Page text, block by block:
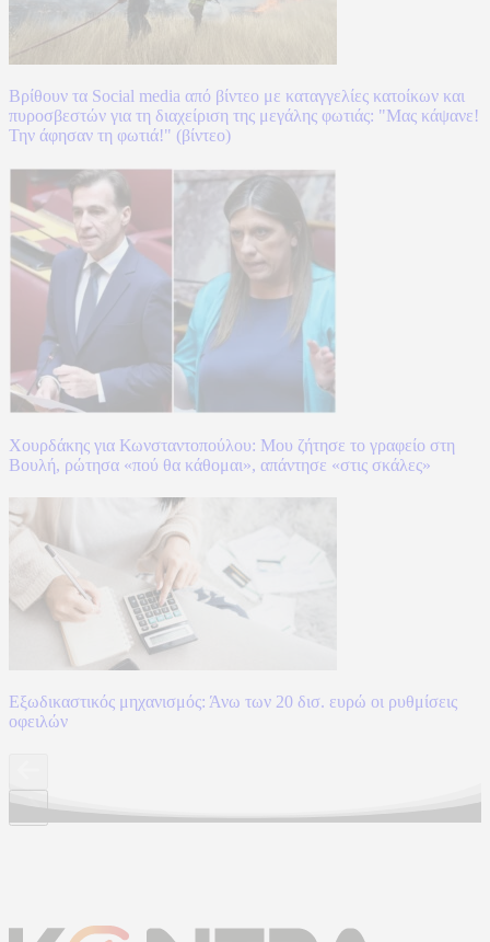
Βρίθουν τα Social media από βίντεο με καταγγελίες κατοίκων και
πυροσβεστών για τη διαχείριση της μεγάλης φωτιάς: "Μας κάψανε!
Την άφησαν τη φωτιά!" (βίντεο)
Χουρδάκης για Κωνσταντοπούλου: Μου ζήτησε το γραφείο στη
Βουλή, ρώτησα «πού θα κάθομαι», απάντησε «στις σκάλες»
Εξωδικαστικός μηχανισμός: Άνω των 20 δισ. ευρώ οι ρυθμίσεις
οφειλών